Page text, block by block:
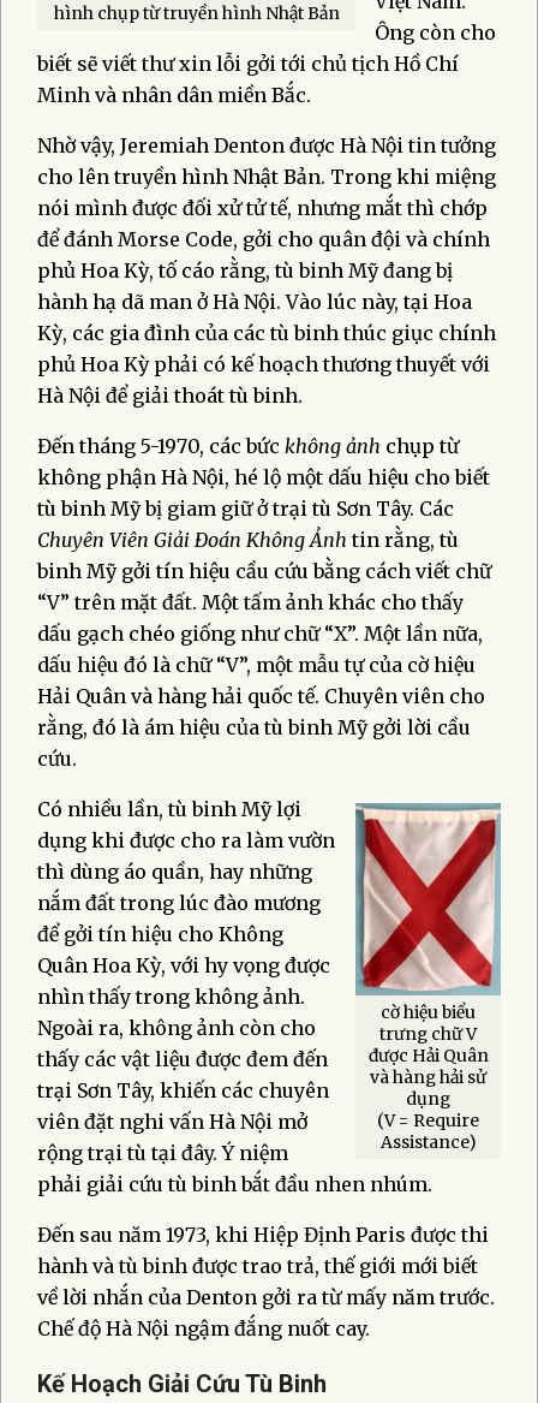
hình chụp từ truyền hình Nhật Bản
Ông còn cho
biết sẽ viết thư xin lỗi gởi tới chủ tịch Hồ Chí
Minh và nhân dân miền Bắc.
Nhờ vậy, Jeremiah Denton được Hà Nội tin tưởng
cho lên truyền hình Nhật Bản. Trong khi miệng
nói mình được đối xử tử tế, nhưng mắt thì chớp
để đánh Morse Code, gởi cho quân đội và chính
phủ Hoa Kỳ, tố cáo rằng, tù binh Mỹ đang bị
hành hạ dã man ở Hà Nội. Vào lúc này, tại Hoa
Kỳ, các gia đình của các tù binh thúc giục chính
phủ Hoa Kỳ phải có kế hoạch thương thuyết với
Hà Nội để giải thoát tù binh.
Đến tháng 5-1970, các bức không ảnh chụp từ
không phận Hà Nội, hé lộ một dấu hiệu cho biết
tù binh Mỹ bị giam giữ ở trại tù Sơn Tây. Các
Chuyên Viên Giải Đoán Không Ảnh tin rằng, tù
binh Mỹ gởi tín hiệu cầu cứu bằng cách viết chữ
“V” trên mặt đất. Một tấm ảnh khác cho thấy
dấu gạch chéo giống như chữ “X”. Một lần nữa,
dấu hiệu đó là chữ “V”, một mẫu tự của cờ hiệu
Hải Quân và hàng hải quốc tế. Chuyên viên cho
rằng, đó là ám hiệu của tù binh Mỹ gởi lời cầu
cứu.
cờ hiệu biểu
trưng chữ V
được Hải Quân
và hàng hải sử
dụng
(V = Require
Assistance)
Có nhiều lần, tù binh Mỹ lợi
dụng khi được cho ra làm vườn
thì dùng áo quần, hay những
nắm đất trong lúc đào mương
để gởi tín hiệu cho Không
Quân Hoa Kỳ, với hy vọng được
nhìn thấy trong không ảnh.
Ngoài ra, không ảnh còn cho
thấy các vật liệu được đem đến
trại Sơn Tây, khiến các chuyên
viên đặt nghi vấn Hà Nội mở
rộng trại tù tại đây. Ý niệm
phải giải cứu tù binh bắt đầu nhen nhúm.
Đến sau năm 1973, khi Hiệp Định Paris được thi
hành và tù binh được trao trả, thế giới mới biết
về lời nhắn của Denton gởi ra từ mấy năm trước.
Chế độ Hà Nội ngậm đắng nuốt cay.
Kế Hoạch Giải Cứu Tù Binh